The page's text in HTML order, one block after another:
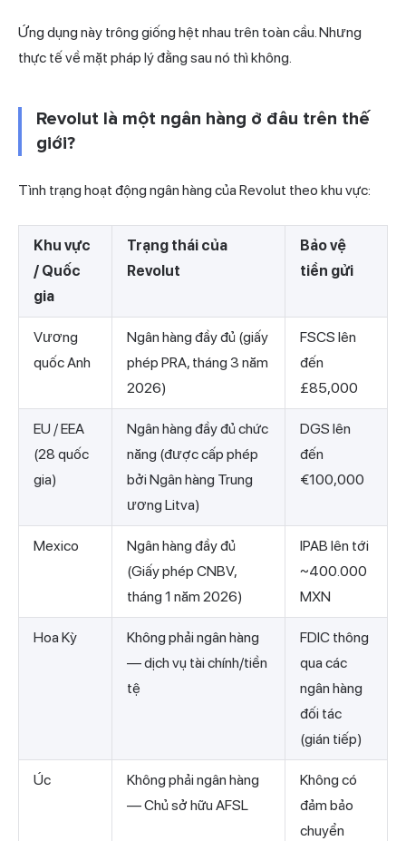
Ứng dụng này trông giống hệt nhau trên toàn cầu. Nhưng
thực tế về mặt pháp lý đằng sau nó thì không.
Revolut là một ngân hàng ở đâu trên thế
giới?
Tình trạng hoạt động ngân hàng của Revolut theo khu vực:
Khu vực
/ Quốc
gia
Trạng thái của
Revolut
Bảo vệ
tiền gửi
Vương
quốc Anh
Ngân hàng đầy đủ (giấy
phép PRA, tháng 3 năm
2026)
FSCS lên
đến
£85,000
EU / EEA
(28 quốc
gia)
Ngân hàng đầy đủ chức
năng (được cấp phép
bởi Ngân hàng Trung
ương Litva)
DGS lên
đến
€100,000
Mexico
Ngân hàng đầy đủ
(Giấy phép CNBV,
tháng 1 năm 2026)
IPAB lên tới
~400.000
MXN
Hoa Kỳ
Không phải ngân hàng
— dịch vụ tài chính/tiền
tệ
FDIC thông
qua các
ngân hàng
đối tác
(gián tiếp)
Úc
Không phải ngân hàng
— Chủ sở hữu AFSL
Không có
đảm bảo
chuyển